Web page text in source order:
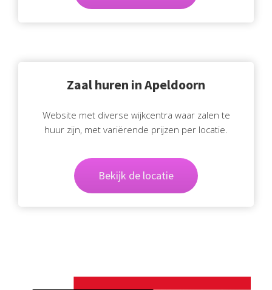
Zaal huren in Apeldoorn
Website met diverse wijkcentra waar zalen te
huur zijn, met variërende prijzen per locatie.
Bekijk de locatie